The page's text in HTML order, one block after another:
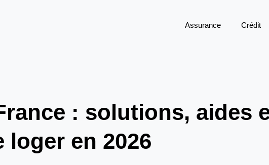
Assurance Crédit
: solutions, aides
en 2026